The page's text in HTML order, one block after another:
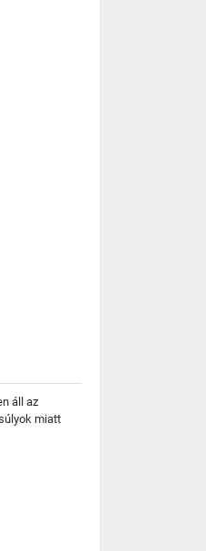
áll az
miatt